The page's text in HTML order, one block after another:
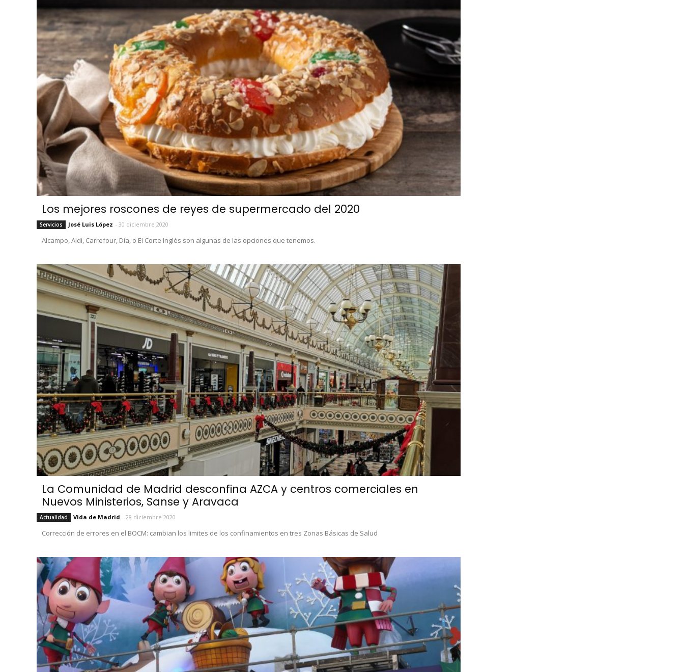
Los mejores roscones de reyes de supermercado del 2020
Servicios José Luis López - 30 diciembre 2020
Alcampo, Aldi, Carrefour, Dia, o El Corte Inglés son algunas de las opciones que tenemos.
La Comunidad de Madrid desconfina AZCA y centros comerciales en
Nuevos Ministerios, Sanse y Aravaca
Actualidad Vida de Madrid - 28 diciembre 2020
Corrección de errores en el BOCM: cambian los limites de los confinamientos en tres Zonas Básicas de Salud